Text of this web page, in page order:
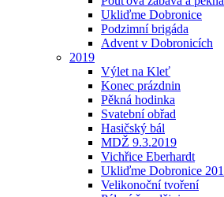
Ukliďme Dobronice
Podzimní brigáda
Advent v Dobronicích
2019
Výlet na Kleť
Konec prázdnin
Pěkná hodinka
Svatební obřad
Hasičský bál
MDŽ 9.3.2019
Vichřice Eberhardt
Ukliďme Dobronice
Velikonoční tvoření